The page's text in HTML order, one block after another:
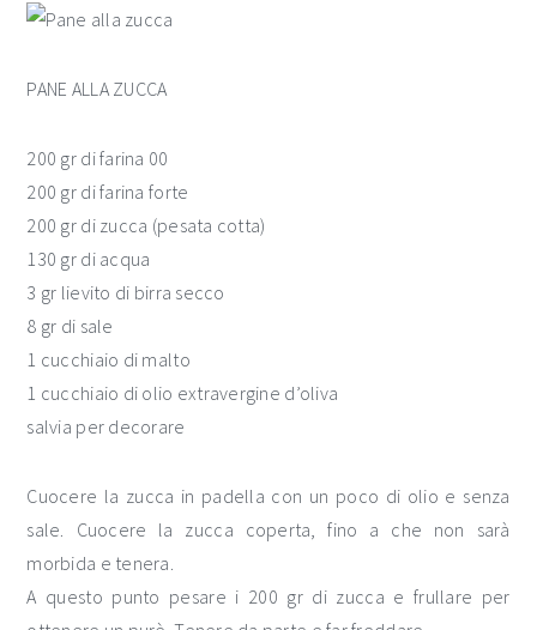
PANE ALLA ZUCCA
200 gr di farina 00
200 gr di farina forte
200 gr di zucca (pesata cotta)
130 gr di acqua
3 gr lievito di birra secco
8 gr di sale
1 cucchiaio di malto
1 cucchiaio di olio extravergine d’oliva
salvia per decorare
Cuocere la zucca in padella con un poco di olio e senza
sale. Cuocere la zucca coperta, fino a che non sarà
morbida e tenera.
A questo punto pesare i 200 gr di zucca e frullare per